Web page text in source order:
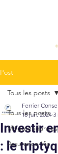
Post
Tous les posts
Mégatendances
Assurance-Vie
Tous les posts
Investir
: le
Ferrier
18 juil. 2024 3